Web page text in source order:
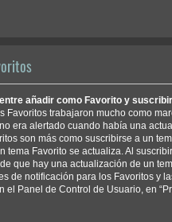
añadir como Favorito y
Favoritos trabajaron mucho como
era alertado cuando había una
son más como suscribirse a un
tema Favorito se actualiza. Al
que hay una actualización de un
de notificación para los Favoritos y
el Panel de Control de Usuario, en